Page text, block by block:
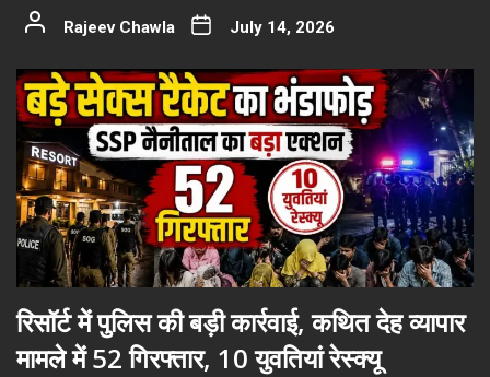
Rajeev Chawla July 14, 2026
रिसॉर्ट में पुलिस की बड़ी कार्रवाई, कथित देह व्यापार
मामले में 52 गिरफ्तार, 10 युवतियां रेस्क्यू